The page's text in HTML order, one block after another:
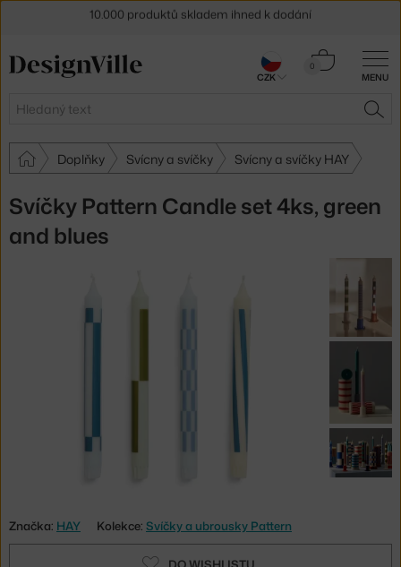
MENU
Hledat
0
Košík
Doplňky Svícny a svíčky Svícny a svíčky HAY
Svíčky Pattern Candle set 4ks, green
and blues
Značka: HAY Kolekce: Svíčky a ubrousky Pattern
30 dní na vrácení zbožíCZK